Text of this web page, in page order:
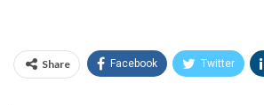
Share Facebook Twitter